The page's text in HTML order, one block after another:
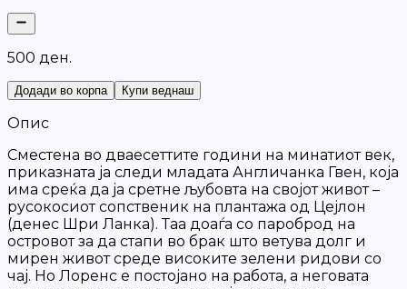
500 ден.
Додади во корпа Купи веднаш
Опис
Сместена во дваесеттите години на минатиот век,
приказната ја следи младата Англичанка Гвен, која
има среќа да ја сретне љубовта на својот живот –
русокосиот сопственик на плантажа од Цејлон
(денес Шри Ланка). Таа доаѓа со пароброд на
островот за да стапи во брак што ветува долг и
мирен живот среде високите зелени ридови со
чај. Но Лоренс е постојано на работа, а неговата